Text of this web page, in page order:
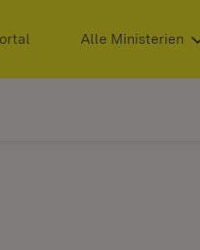
(Öffnet in neuem Fenster)
Alle Ministerien